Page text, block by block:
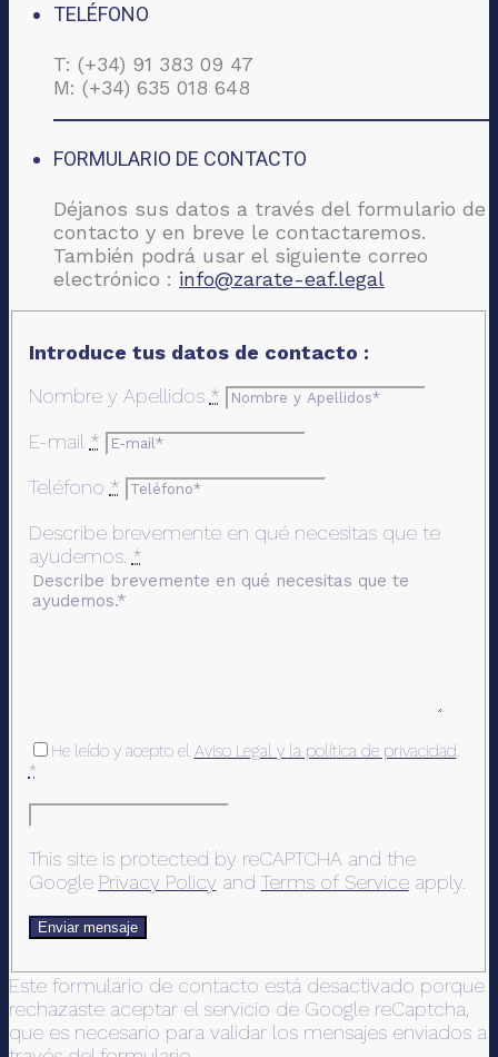
TELÉFONO
T: (+34) 91 383 09 47
M: (+34) 635 018 648
FORMULARIO DE CONTACTO
Déjanos sus datos a través del formulario de
contacto y en breve le contactaremos.
También podrá usar el siguiente correo
electrónico : info@zarate-eaf.legal
Introduce tus datos de contacto :
Nombre y Apellidos *
E-mail *
Teléfono *
Describe brevemente en qué necesitas que te
ayudemos. *
He leído y acepto el Aviso Legal y la política de privacidad.
*
This site is protected by reCAPTCHA and the
Google Privacy Policy and Terms of Serviceapply.
Este formulario de contacto está desactivado porque
rechazaste aceptar el servicio de Google reCaptcha,
que es necesario para validar los mensajes enviados a